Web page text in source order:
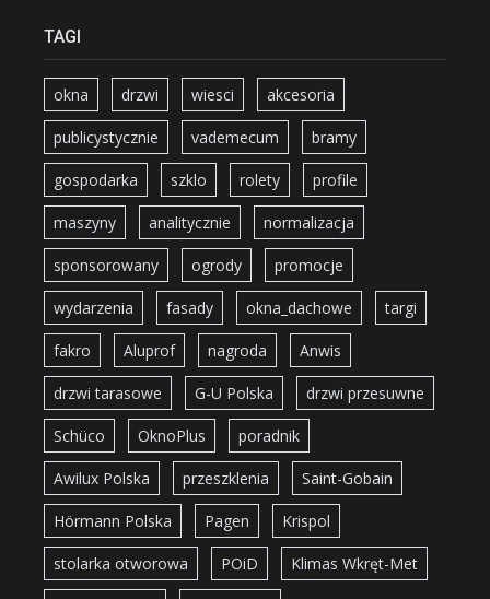
TAGI
okna drzwi wiesci akcesoria
publicystycznie vademecum bramy
gospodarka szklo rolety profile
maszyny analitycznie normalizacja
sponsorowany ogrody promocje
wydarzenia fasady okna_dachowe targi
fakro Aluprof nagroda Anwis
drzwi tarasowe G-U Polska drzwi przesuwne
Schüco OknoPlus poradnik
Awilux Polska przeszklenia Saint-Gobain
Hörmann Polska Pagen Krispol
stolarka otworowa POiD Klimas Wkręt-Met